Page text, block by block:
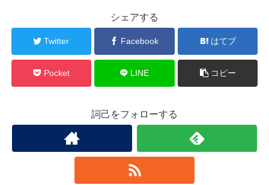
シェアする
Twitter Facebook はてブ
Pocket LINE コピー
詞己をフォローする